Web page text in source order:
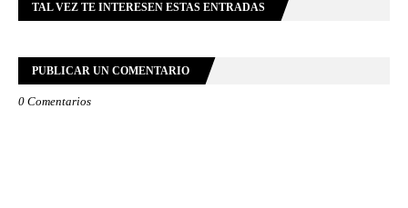
TAL VEZ TE INTERESEN ESTAS ENTRADAS
PUBLICAR UN COMENTARIO
0 Comentarios